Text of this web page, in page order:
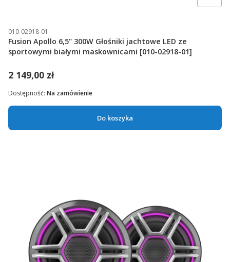
010-02918-01
Fusion Apollo 6,5" 300W Głośniki jachtowe LED ze
sportowymi białymi maskownicami [010-02918-01]
2 149,00 zł
Do koszyka
Dostępność: Na zamówienie